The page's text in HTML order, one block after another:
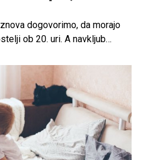
dogovorimo, da morajo
ob 20. uri. A navkljub
priložnost za
iti spat, se pri nas
čas dneva!